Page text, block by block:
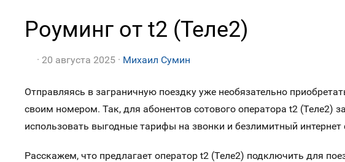
Роуминг от t2 (Теле2)
20 августа 2025 Михаил Сумин
Отправляясь в заграничную поездку уже необязательно
своим номером. Так, для абонентов сотового оператора t2
использовать выгодные тарифы на звонки и безлимитный интернет
Расскажем, что предлагает оператор t2 (Теле2) подключить для